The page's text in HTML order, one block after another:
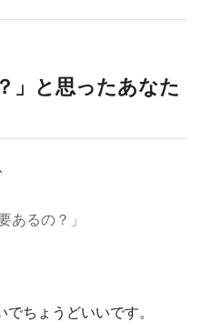
」と思ったあなた
あるの？」
ちょうどいいです。